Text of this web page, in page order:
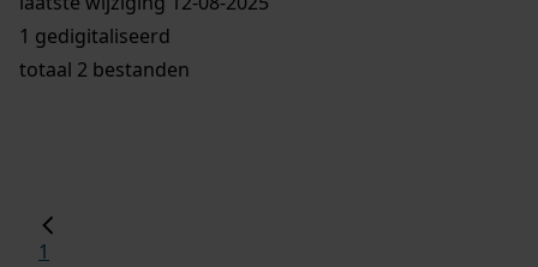
1 gedigitaliseerd
totaal 2 bestanden
1